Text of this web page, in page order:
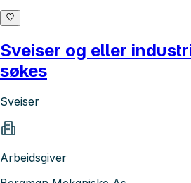
Sveiser og eller
søkes
Sveiser
Arbeidsgiver